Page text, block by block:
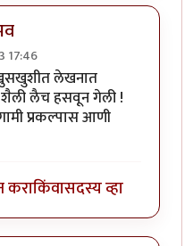
17:46
लेखनात
लैच हसवून गेली !
प्रकल्पास आणी
कराकिंवासदस्य व्हा